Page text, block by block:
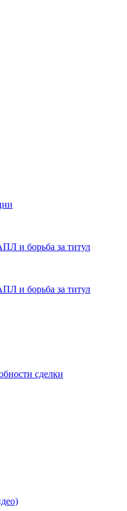
и борьба за титул
и борьба за титул
сделки